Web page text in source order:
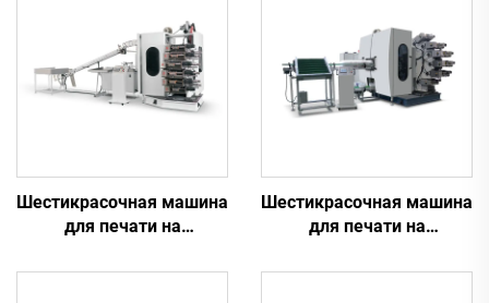
Шестикрасочная машина
для печати на
стаканчиках
Шестикрасочная машина
для печати на